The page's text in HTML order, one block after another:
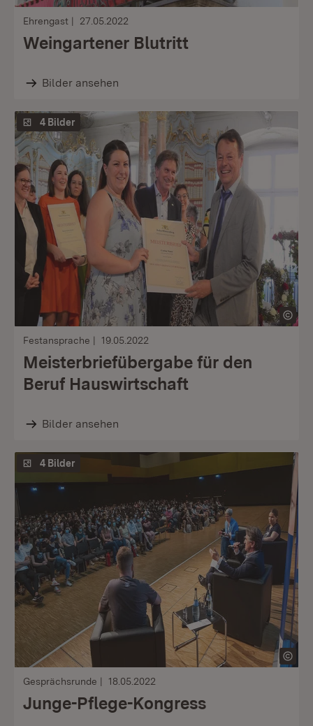
Ehrengast 27.05.2022
Weingartener Blutritt
Bilder ansehen
4 Bilder
Festansprache 19.05.2022
Meisterbriefübergabe für den
Beruf Hauswirtschaft
Bilder ansehen
4 Bilder
Gesprächsrunde 18.05.2022
Junge-Pflege-Kongress